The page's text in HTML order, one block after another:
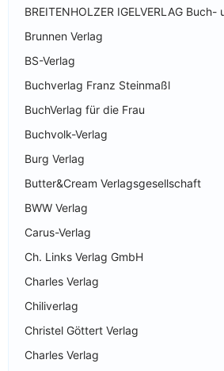
BREITENHOLZER IGELVERLAG
Brunnen Verlag
BS-Verlag
Buchverlag Franz Steinmaßl
BuchVerlag für die Frau
Buchvolk-Verlag
Burg Verlag
Butter&Cream Verlagsgesellschaft
BWW Verlag
Carus-Verlag
Ch. Links Verlag GmbH
Charles Verlag
Chiliverlag
Christel Göttert Verlag
Charles Verlag